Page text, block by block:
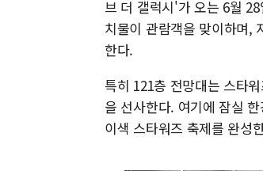
브 더 갤럭시'가 오는 6월
치물이 관람객을 맞이하며,
한다.
특히 121층 전망대는 스타
을 선사한다. 여기에 잠실
이색 스타워즈 축제를 완성